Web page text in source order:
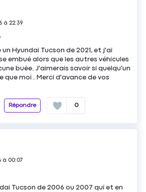
à 22:39
Hyundai Tucson de 2021, et j'ai
embué alors que les autres véhicules
buée. J'aimerais savoir si quelqu'un
que moi . Merci d'avance de vos
Répondre 0
à 00:07
Tucson de 2006 ou 2007 qui et en